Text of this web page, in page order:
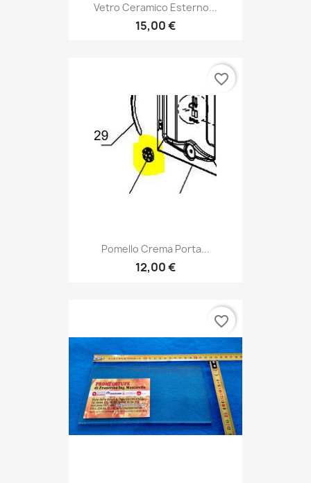
Vetro Ceramico Esterno...
15,00 €
Pomello Crema Porta...
12,00 €
favorite_border
favorite_border